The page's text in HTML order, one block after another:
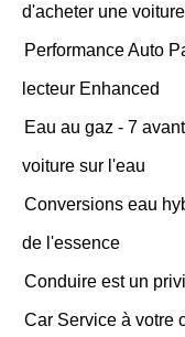
d'acheter une
Performance Auto
lecteur Enhanced
Eau au gaz - 7
voiture sur l'eau
Conversions eau
de l'essence
Conduire est un
Car Service à votre